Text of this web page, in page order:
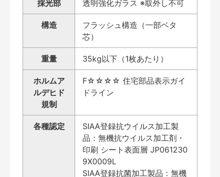
採光部 透明強化ガラス ※取外し不可
構造
フラッシュ構造（一部ベタ
芯）
重量 35kg以下（1枚あたり）
ホルムア
ルデヒド
規制
F☆☆☆☆ 住宅部品表示ガイ
ドライン
各種認定
SIAA登録抗ウイルス加工製
品：無機抗ウイルス加工剤・
印刷 シート表面層 JP061230
9X0009L
SIAA登録抗菌加工製品：無機